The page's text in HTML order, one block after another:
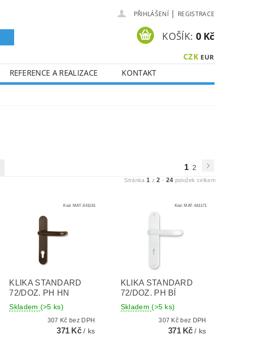
PŘIHLÁŠENÍ | REGISTRACE
CZK EUR
KOŠÍK: 0 Kč
REFERENCE A REALIZACE
KONTAKT
1 2
Stránka1 z2 - 24 položek celkem
Kód: MAT-641181
KLIKA STANDARD
72/DOZ. PH HN
Skladem (>5 ks)
307 Kč bez DPH
371 Kč/ ks
Kód:MAT-641171
KLIKA STANDARD
72/DOZ. PH BÍ
Skladem(>5 ks)
307 Kč bez DPH
371 Kč/ ks